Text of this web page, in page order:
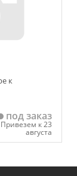
к
под заказ
Привезем к 23
августа